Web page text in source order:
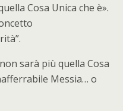
Cosa Unica che è».
sarà più quella Cosa
Messia… o